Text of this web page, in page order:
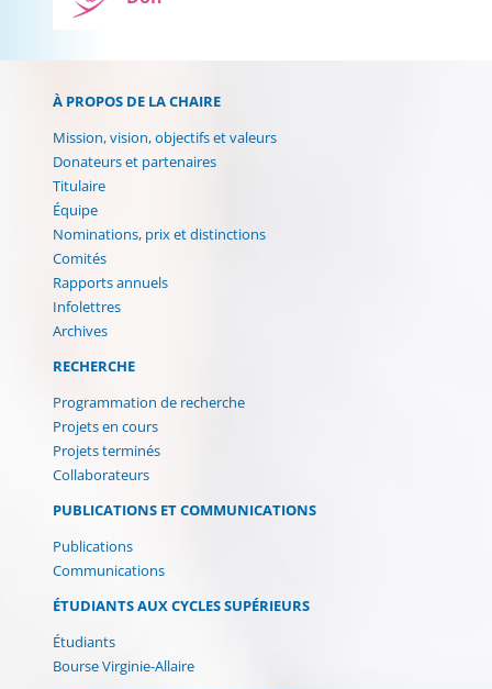
À PROPOS DE LA CHAIRE
Mission, vision, objectifs et valeurs
Donateurs et partenaires
Titulaire
Équipe
Nominations, prix et distinctions
Comités
Rapports annuels
Infolettres
Archives
RECHERCHE
Programmation de recherche
Projets en cours
Projets terminés
Collaborateurs
PUBLICATIONS ET COMMUNICATIONS
Publications
Communications
ÉTUDIANTS AUX CYCLES SUPÉRIEURS
Étudiants
Bourse Virginie-Allaire